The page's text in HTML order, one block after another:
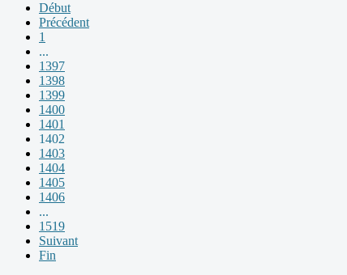
Début
Précédent
1
...
1397
1398
1399
1400
1401
1402
1403
1404
1405
1406
...
1519
Suivant
Fin